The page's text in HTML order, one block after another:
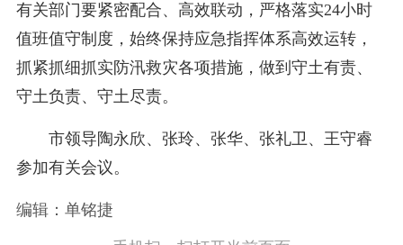
有关部门要紧密配合、高效联动，严格落实24小时
值班值守制度，始终保持应急指挥体系高效运转，
抓紧抓细抓实防汛救灾各项措施，做到守土有责、
守土负责、守土尽责。
市领导陶永欣、张玲、张华、张礼卫、王守睿
参加有关会议。
编辑：单铭捷